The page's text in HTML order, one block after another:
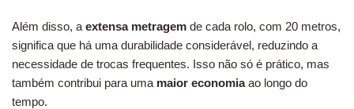
Além disso, a extensa metragem de cada rolo, com 20 metros,
significa que há uma durabilidade considerável, reduzindo a
necessidade de trocas frequentes. Isso não só é prático, mas
também contribui para uma maior economiaao longo do
tempo.